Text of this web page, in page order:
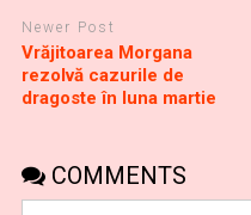
Newer Post
Vrăjitoarea Morgana
rezolvă cazurile de
dragoste în luna martie
COMMENTS